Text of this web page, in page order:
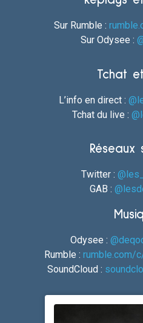
Sur Rumble :
Sur Odysee :
Tchat
L’info en direct :
Tchat du live :
Réseaux
Twitter :
GAB :
Odysee :
Rumble : rumble.com/
SoundCloud :